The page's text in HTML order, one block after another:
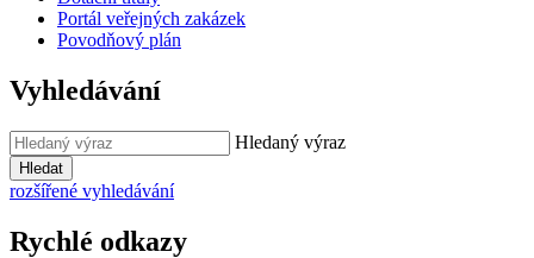
Portál veřejných zakázek
Povodňový plán
Vyhledávání
Hledaný výraz
Hledat
rozšířené vyhledávání
Rychlé odkazy